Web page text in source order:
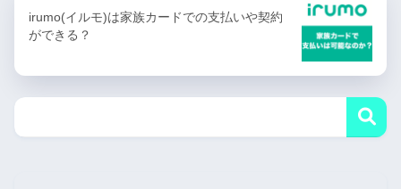
irumo(イルモ)は家族カードでの支払いや契約
ができる？